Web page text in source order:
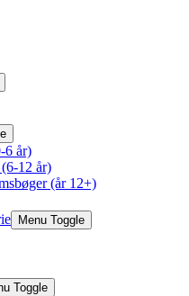
6 år)
12 år)
(år 12+)
Menu Toggle
Toggle